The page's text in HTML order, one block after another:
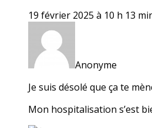
19 février 2025 à 10 h 13
Anonyme
Je suis désolé que ça te
Mon hospitalisation s’est